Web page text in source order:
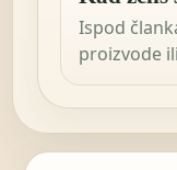
Ispod
proizvode